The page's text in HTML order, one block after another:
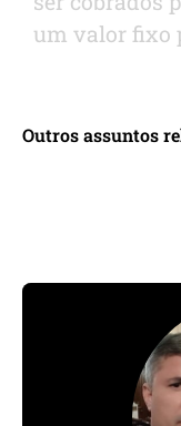
um valor fixo
Outros assuntos